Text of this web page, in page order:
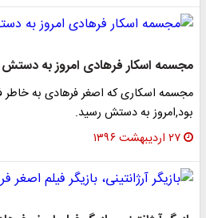
مجسمه اسکار فرهادی امروز به
مجسمه اسکاری که اصغر فرهادی به خاطر
بود,امروز به دستش رسید.
۲۷ اردیبهشت ۱۳۹۶